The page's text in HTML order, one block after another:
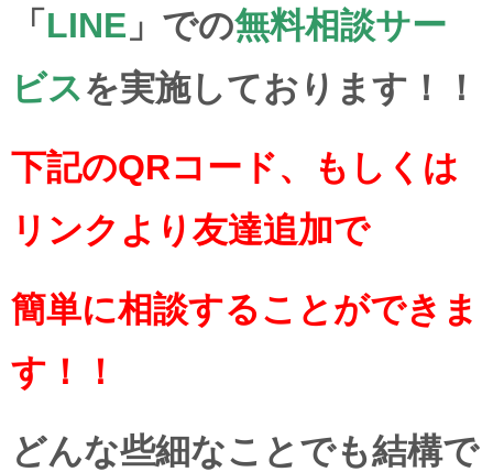
「 LINE 」での無料相談サー
ビスを実施しております！！
下記のQRコード、もしくは
リンクより友達追加で
簡単に相談することができま
す！！
どんな些細なことでも結構で